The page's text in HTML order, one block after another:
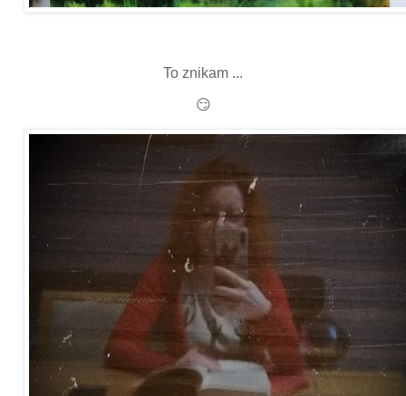
To znikam ...
😏